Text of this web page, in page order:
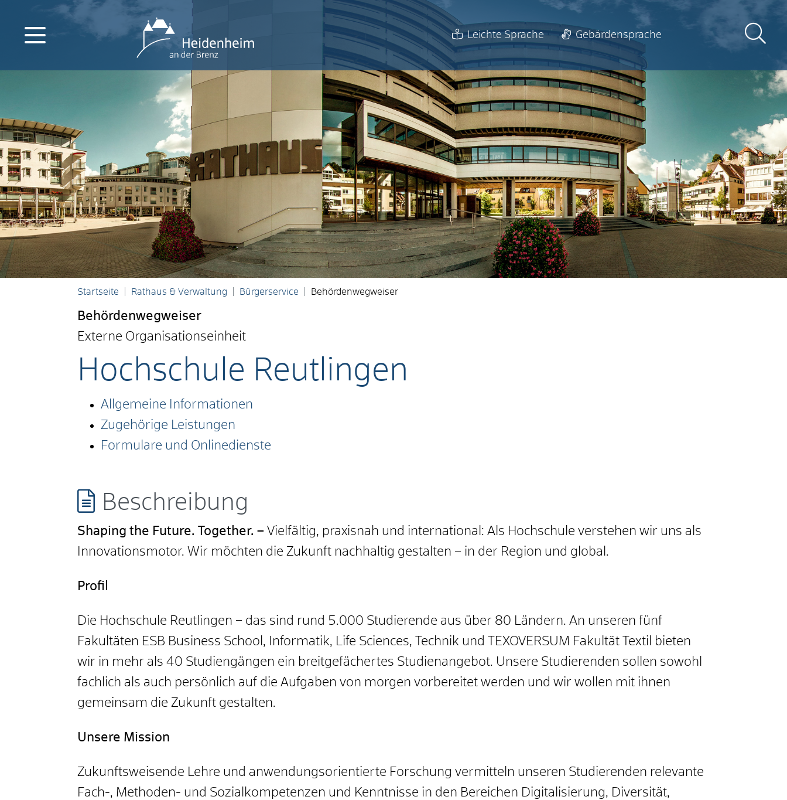
Leichte Sprache Gebärdensprache
Startseite Rathaus & Verwaltung Bürgerservice Behördenwegweiser
Behördenwegweiser
Externe Organisationseinheit
Hochschule Reutlingen
Allgemeine Informationen
Zugehörige Leistungen
Formulare und Onlinedienste
Beschreibung
Shaping the Future. Together. – Vielfältig, praxisnah und international: Als Hochschule verstehen wir uns als
Innovationsmotor. Wir möchten die Zukunft nachhaltig gestalten – in der Region und global.
Profil
Die Hochschule Reutlingen – das sind rund 5.000 Studierende aus über 80 Ländern. An unseren fünf
Fakultäten ESB Business School, Informatik, Life Sciences, Technik und TEXOVERSUM Fakultät Textil bieten
wir in mehr als 40 Studiengängen ein breitgefächertes Studienangebot. Unsere Studierenden sollen sowohl
fachlich als auch persönlich auf die Aufgaben von morgen vorbereitet werden und wir wollen mit ihnen
gemeinsam die Zukunft gestalten.
Unsere Mission
Zukunftsweisende Lehre und anwendungsorientierte Forschung vermitteln unseren Studierenden relevante
Fach-, Methoden- und Sozialkompetenzen und Kenntnisse in den Bereichen Digitalisierung, Diversität,